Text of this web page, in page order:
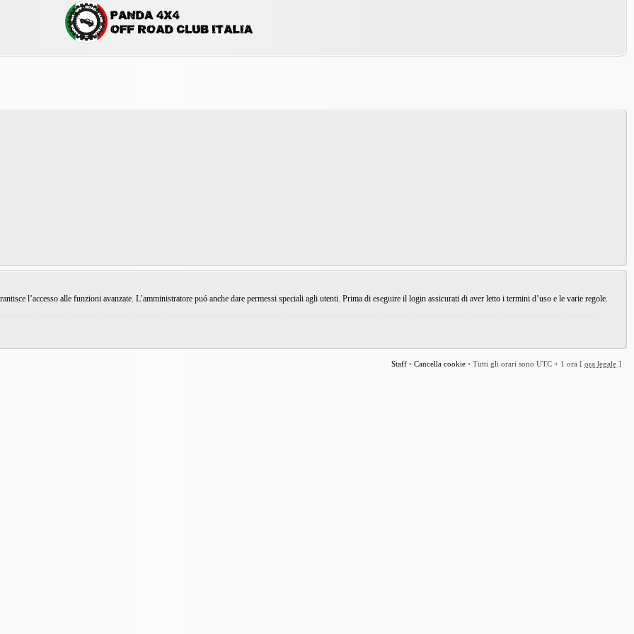
l’accesso alle funzioni avanzate. L’amministratore puó anche dare permessi speciali agli utenti. Prima di eseguire il login assicurati di aver letto i termini d’uso e le varie regole.
Staff • Cancella cookie • Tutti gli orari sono UTC + 1 ora [ ora legale ]